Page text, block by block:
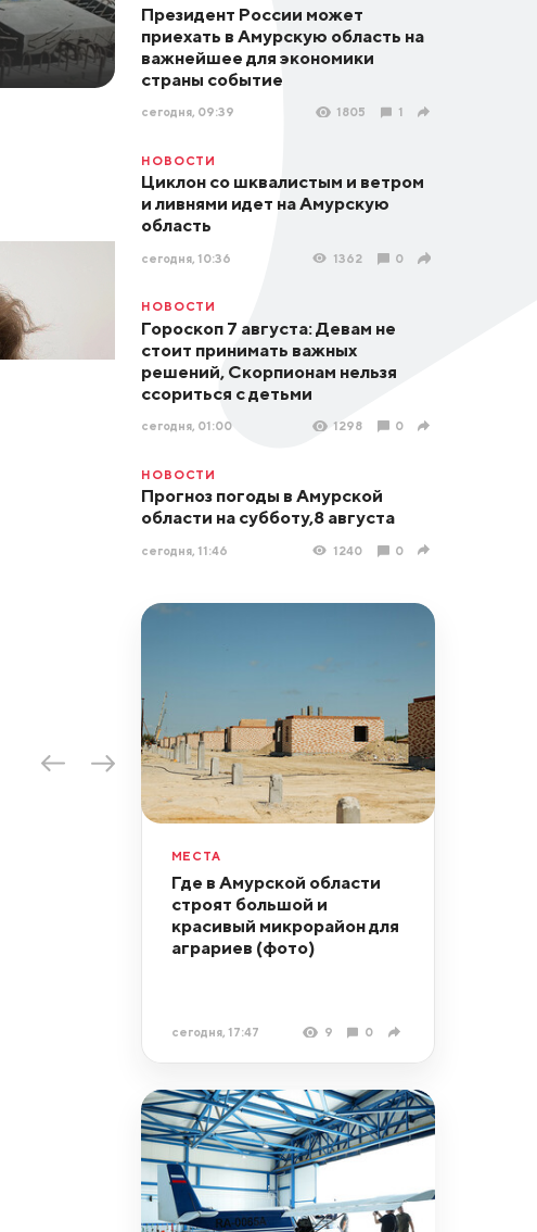
Президент России может
приехать в Амурскую область на
важнейшее для экономики
страны событие
сегодня, 09:39 1805 1
НОВОСТИ
Циклон со шквалистым и ветром
и ливнями идет на Амурскую
область
сегодня, 10:36 1362 0
НОВОСТИ
Гороскоп 7 августа: Девам не
стоит принимать важных
решений, Скорпионам нельзя
ссориться с детьми
сегодня, 01:00 1298 0
НОВОСТИ
Прогноз погоды в Амурской
области на субботу,8 августа
сегодня, 11:46 1240 0
МЕСТА
Где в Амурской области
строят большой и
красивый микрорайон для
аграриев (фото)
сегодня, 17:47 9 0